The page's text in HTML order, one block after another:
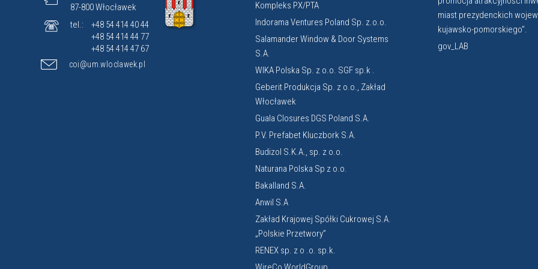
87-800 Włocławek
tel.:
+48 54 414 40 44
+48 54 414 44 77
+48 54 414 47 67
coi@um.wloclawek.pl
Kompleks PX/PTA
Indorama Ventures Poland Sp. z.o.o.
Salamander Window & Door Systems
S.A.
WIKA Polska Sp. z o.o. SGF sp.k .
Geberit Produkcja Sp. z o.o., Zakład
Włocławek
Guala Closures DGS Poland S.A.
P.V. Prefabet Kluczbork S.A.
Budizol S.K.A., sp. z o.o.
Naturana Polska Sp z o.o.
Bakalland S.A.
Anwil S.A
Zakład Krajowej Spółki Cukrowej S.A.
„Polskie Przetwory”
RENEX sp. z o .o. sp.k.
miast prezydenckich
kujawsko-pomorskiego”.
gov_LAB